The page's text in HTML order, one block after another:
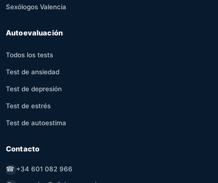
Sexólogos Valencia
Autoevaluación
Todos los tests
Test de ansiedad
Test de depresión
Test de estrés
Test de autoestima
Contacto
☎ +34 601 082 966